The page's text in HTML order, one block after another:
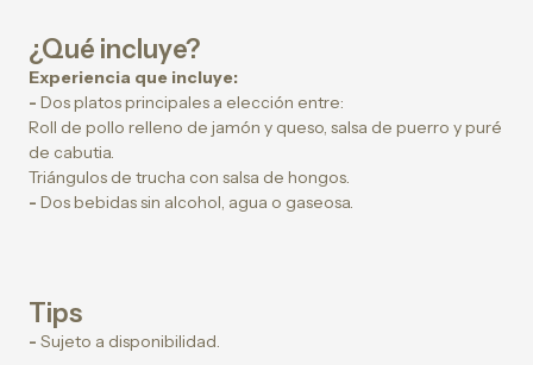
¿Qué incluye?
Experiencia que incluye:
- Dos platos principales a elección entre:
Roll de pollo relleno de jamón y queso, salsa de puerro y puré
de cabutia.
Triángulos de trucha con salsa de hongos.
- Dos bebidas sin alcohol, agua o gaseosa.
Tips
- Sujeto a disponibilidad.